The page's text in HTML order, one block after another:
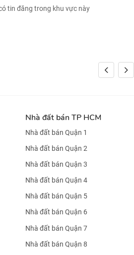
tin đăng trong khu vực này
Nhà đất bán TP HCM
Nhà đất bán Quận 1
Nhà đất bán Quận 2
Nhà đất bán Quận 3
Nhà đất bán Quận 4
Nhà đất bán Quận 5
Nhà đất bán Quận 6
Nhà đất bán Quận 7
Nhà đất bán Quận 8